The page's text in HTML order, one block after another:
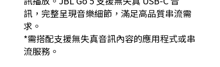
訊，完整呈現音樂細節，滿足高品質串流需
求。
*需搭配支援無失真音訊內容的應用程式或串
流服務。